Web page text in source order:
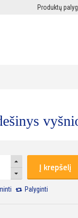
Produktų
Į krepšelį
Palyginti